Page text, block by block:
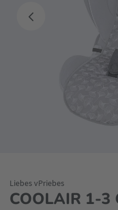
COOLAIR 1-3
Liebes vPriebes